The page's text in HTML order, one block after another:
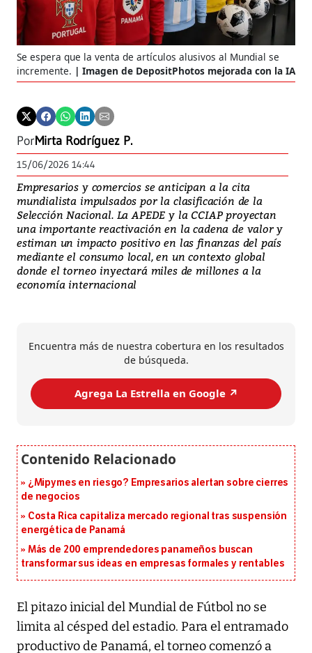
Se espera que la venta de artículos alusivos al Mundial se
incremente.
Imagen de DepositPhotos mejorada con la IA
PorMirta Rodríguez P.
15/06/2026 14:44
Empresarios y comercios se anticipan a la cita
mundialista impulsados por la clasificación de la
Selección Nacional. La APEDE y la CCIAP proyectan
una importante reactivación en la cadena de valor y
estiman un impacto positivo en las finanzas del país
mediante el consumo local, en un contexto global
donde el torneo inyectará miles de millones a la
economía internacional
Encuentra más de nuestra cobertura en los resultados
de búsqueda.
Agrega La Estrella en Google ↗️
¿Mipymes en riesgo? Empresarios alertan sobre cierres
de negocios
Costa Rica capitaliza mercado regional tras suspensión
energética de Panamá
Más de 200 emprendedores panameños buscan
transformar sus ideas en empresas formales y rentables
El pitazo inicial del Mundial de Fútbol no se
limita al césped del estadio. Para el entramado
productivo de Panamá, el torneo comenzó a